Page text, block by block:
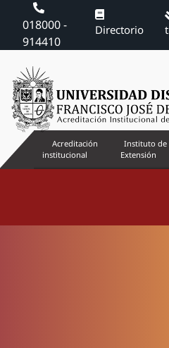
018000 -
914410
Directorio
Acreditación
institucional
Instituto de
Extensión